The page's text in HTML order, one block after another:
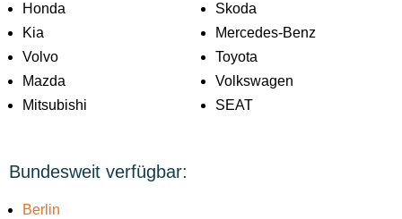
Honda
Kia
Volvo
Mazda
Mitsubishi
Skoda
Mercedes-Benz
Toyota
Volkswagen
SEAT
Bundesweit verfügbar:
Berlin